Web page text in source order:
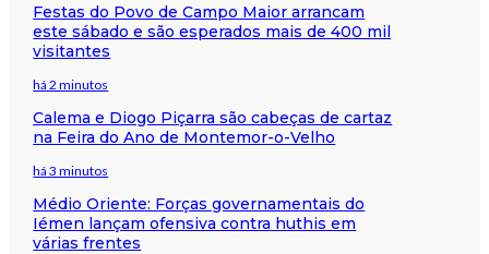
Festas do Povo de Campo Maior arrancam
este sábado e são esperados mais de 400 mil
visitantes
há 2 minutos
Calema e Diogo Piçarra são cabeças de cartaz
na Feira do Ano de Montemor-o-Velho
há 3 minutos
Médio Oriente: Forças governamentais do
Iémen lançam ofensiva contra huthis em
várias frentes